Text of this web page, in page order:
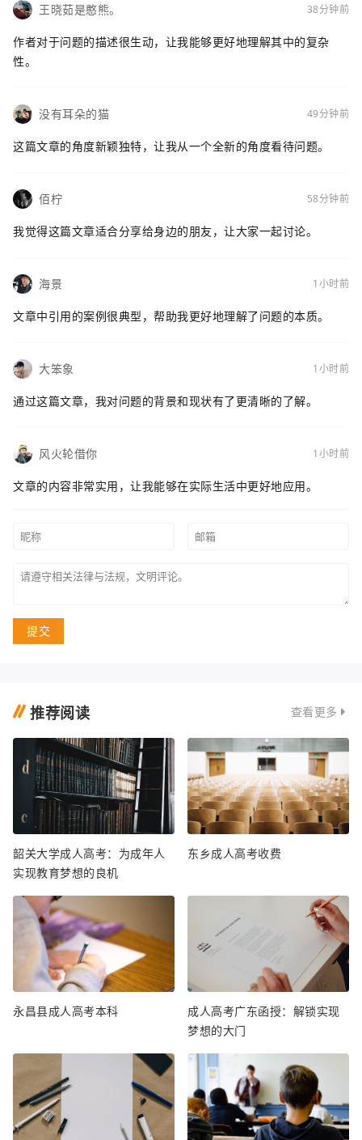
王晓茹是憨熊。 38分钟前
作者对于问题的描述很生动，让我能够更好地理解其中的复杂
性。
没有耳朵的猫 49分钟前
这篇文章的角度新颖独特，让我从一个全新的角度看待问题。
佰柠 58分钟前
我觉得这篇文章适合分享给身边的朋友，让大家一起讨论。
海景 1小时前
文章中引用的案例很典型，帮助我更好地理解了问题的本质。
大笨象 1小时前
通过这篇文章，我对问题的背景和现状有了更清晰的了解。
风火轮借你 1小时前
文章的内容非常实用，让我能够在实际生活中更好地应用。
提交
推荐阅读 查看更多
韶关大学成人高考：为成年人
实现教育梦想的良机
东乡成人高考收费
永昌县成人高考本科
成人高考广东函授：解锁实现
梦想的大门